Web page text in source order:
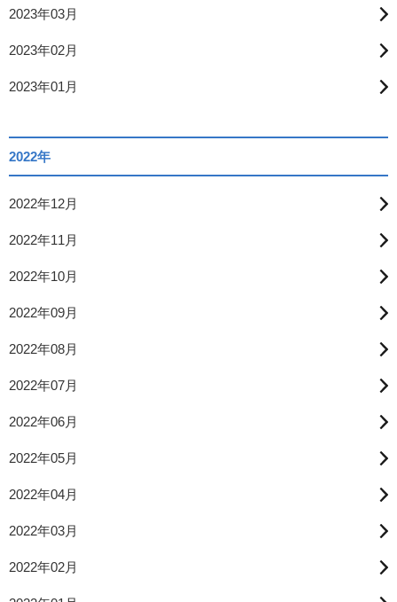
2023年03月
2023年02月
2023年01月
2022年
2022年12月
2022年11月
2022年10月
2022年09月
2022年08月
2022年07月
2022年06月
2022年05月
2022年04月
2022年03月
2022年02月